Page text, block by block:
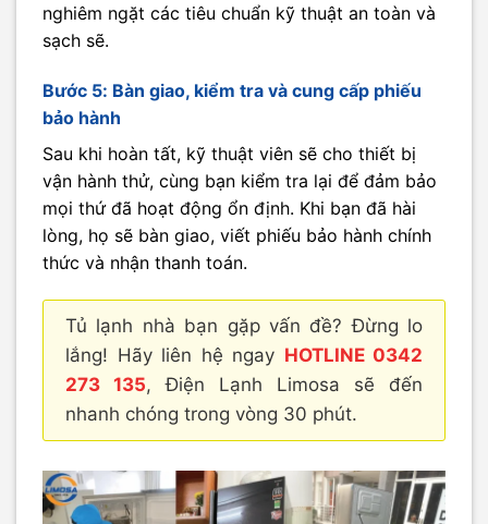
nghiêm ngặt các tiêu chuẩn kỹ thuật an toàn và
sạch sẽ.
Bước 5: Bàn giao, kiểm tra và cung cấp phiếu
bảo hành
Sau khi hoàn tất, kỹ thuật viên sẽ cho thiết bị
vận hành thử, cùng bạn kiểm tra lại để đảm bảo
mọi thứ đã hoạt động ổn định. Khi bạn đã hài
lòng, họ sẽ bàn giao, viết phiếu bảo hành chính
thức và nhận thanh toán.
Tủ lạnh nhà bạn gặp vấn đề? Đừng lo
lắng! Hãy liên hệ ngay HOTLINE 0342
273 135, Điện Lạnh Limosa sẽ đến
nhanh chóng trong vòng 30 phút.